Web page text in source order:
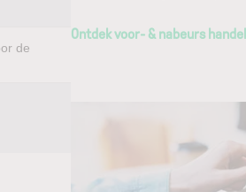
de
Ontdek voor- & nabeurs